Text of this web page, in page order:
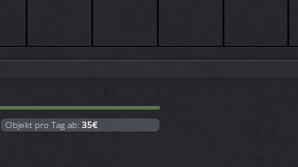
Objekt pro Tag ab: 35€